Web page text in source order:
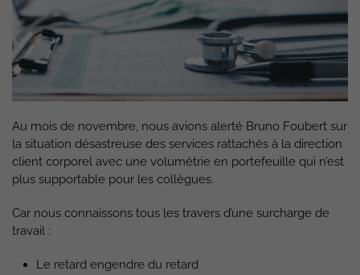
Au mois de novembre, nous avions alerté Bruno Foubert sur
la situation désastreuse des services rattachés à la direction
client corporel avec une volumétrie en portefeuille qui n’est
plus supportable pour les collègues.
Car nous connaissons tous les travers d’une surcharge de
travail :
Le retard engendre du retard